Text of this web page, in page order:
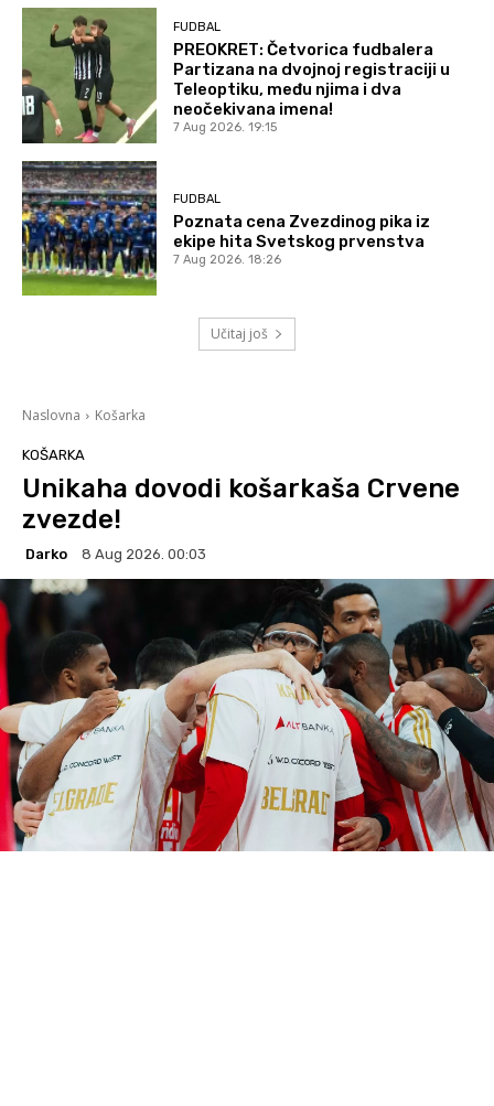
FUDBAL
PREOKRET: Četvorica fudbalera
Partizana na dvojnoj registraciji u
Teleoptiku, među njima i dva
neočekivana imena!
7 Aug 2026. 19:15
FUDBAL
Poznata cena Zvezdinog pika iz
ekipe hita Svetskog prvenstva
7 Aug 2026. 18:26
Učitaj još